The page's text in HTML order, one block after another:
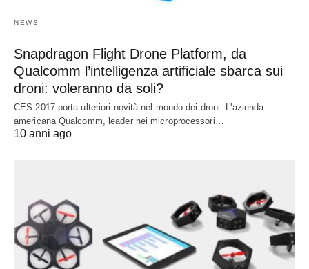
NEWS
Snapdragon Flight Drone Platform, da
Qualcomm l’intelligenza artificiale sbarca sui
droni: voleranno da soli?
CES 2017 porta ulteriori novità nel mondo dei droni. L'azienda
americana Qualcomm, leader nei microprocessori…
10 anni ago